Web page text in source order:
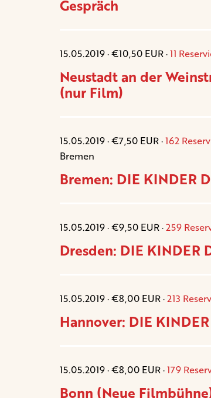
Gespräch
15.05.2019 · €10,50 EUR ·11
Neustadt an der
(nur Film)
15.05.2019 · €7,50 EUR ·162
Bremen
Bremen: DIE KINDER
15.05.2019 · €9,50 EUR ·259
Dresden: DIE KINDER
15.05.2019 · €8,00 EUR ·213
Hannover: DIE
15.05.2019 · €8,00 EUR ·179
Bonn (Neue